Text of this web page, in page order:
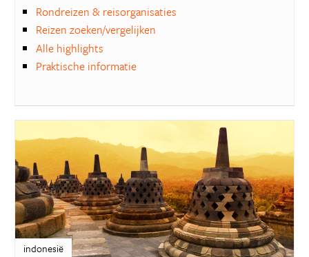
Rondreizen & reisorganisaties
Reizen zoeken/vergelijken
Alle highlights
Praktische informatie
indonesië